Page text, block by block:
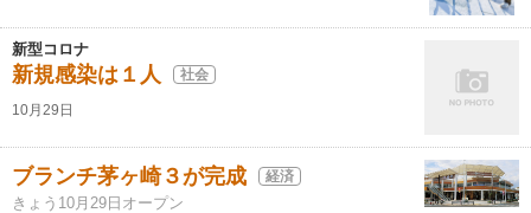
新型コロナ
新規感染は１人 社会
10月29日
ブランチ茅ヶ崎３が完成 経済
きょう10月29日オープン